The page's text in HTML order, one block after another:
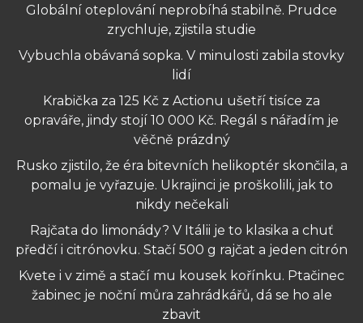
Globální oteplování neprobíhá stabilně. Prudce
zrychluje, zjistila studie
Vybuchla obávaná sopka. V minulosti zabila stovky
lidí
Krabička za 125 Kč z Actionu ušetří tisíce za
opraváře, jindy stojí 10 000 Kč. Regál s nářadím je
věčně prázdný
Rusko zjistilo, že éra bitevních helikoptér skončila, a
pomalu je vyřazuje. Ukrajinci je proškolili, jak to
nikdy nečekali
Rajčata do limonády? V Itálii je to klasika a chuť
předčí i citrónovku. Stačí 500 g rajčat a jeden citrón
Kvete i v zimě a stačí mu kousek kořínku. Ptačinec
žabinec je noční můra zahrádkářů, dá se ho ale
zbavit